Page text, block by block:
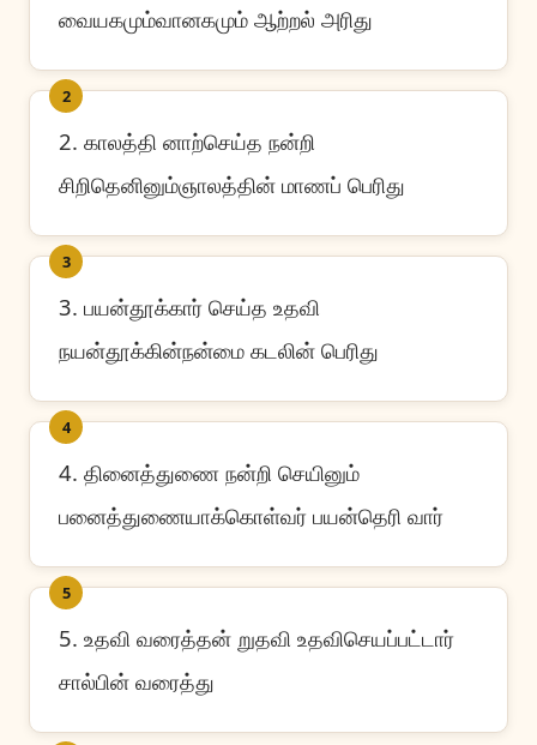
வையகமும்வானகமும் ஆற்றல் அரிது
2
2. காலத்தி னாற்செய்த நன்றி
சிறிதெனினும்ஞாலத்தின் மாணப் பெரிது
3
3. பயன்தூக்கார் செய்த உதவி
நயன்தூக்கின்நன்மை கடலின் பெரிது
4
4. தினைத்துணை நன்றி செயினும்
பனைத்துணையாக்கொள்வர் பயன்தெரி வார்
5
5. உதவி வரைத்தன் றுதவி உதவிசெயப்பட்டார்
சால்பின் வரைத்து